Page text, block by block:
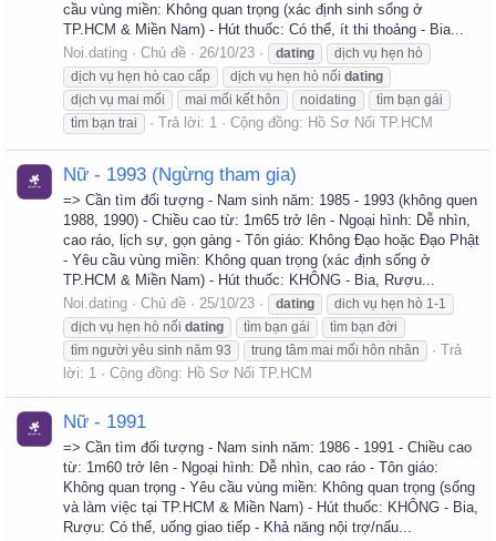
cầu vùng miền: Không quan trọng (xác định sinh sống ở
TP.HCM & Miền Nam) - Hút thuốc: Có thể, ít thi thoảng - Bia...
Noi.dating
Chủ đề 26/10/23 dating
dịch vụ hẹn hò
dịch vụ hẹn hò cao cấp
dịch vụ hẹn hò nối dating
dịch vụ mai mối
mai mối kết hôn noidating
tìm bạn gái
tìm bạn trai
Trả lời: 1 Cộng đồng: Hồ Sơ Nối TP.HCM
Nữ - 1993 (Ngừng tham gia)
=> Cần tìm đối tượng - Nam sinh năm: 1985 - 1993 (không quen
1988, 1990) - Chiều cao từ: 1m65 trở lên - Ngoại hình: Dễ nhìn,
cao ráo, lịch sự, gọn gàng - Tôn giáo: Không Đạo hoặc Đạo Phật
- Yêu cầu vùng miền: Không quan trọng (xác định sống ở
TP.HCM & Miền Nam) - Hút thuốc: KHÔNG - Bia, Rượu...
Noi.dating
Chủ đề 25/10/23 dating
dich vụ hẹn hò 1-1
dịch vụ hẹn hò nối dating tìm bạn gái
tìm bạn đời
tìm người yêu sinh năm 93
trung tâm mai mối hôn nhân
Trả
lời: 1
Cộng đồng: Hồ Sơ Nối TP.HCM
Nữ - 1991
=> Cần tìm đối tượng - Nam sinh năm: 1986 - 1991 - Chiều cao
từ: 1m60 trở lên - Ngoại hình: Dễ nhìn, cao ráo - Tôn giáo:
Không quan trọng - Yêu cầu vùng miền: Không quan trọng (sống
và làm việc tại TP.HCM & Miền Nam) - Hút thuốc: KHÔNG - Bia,
Rượu: Có thể, uống giao tiếp - Khả năng nội trợ/nấu...